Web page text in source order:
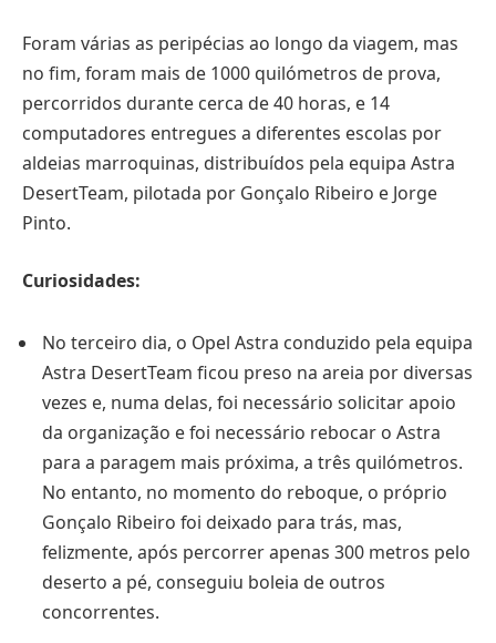
Foram várias as peripécias ao longo da viagem, mas
no fim, foram mais de 1000 quilómetros de prova,
percorridos durante cerca de 40 horas, e 14
computadores entregues a diferentes escolas por
aldeias marroquinas, distribuídos pela equipa Astra
DesertTeam, pilotada por Gonçalo Ribeiro e Jorge
Pinto.
Curiosidades:
No terceiro dia, o Opel Astra conduzido pela equipa
Astra DesertTeam ficou preso na areia por diversas
vezes e, numa delas, foi necessário solicitar apoio
da organização e foi necessário rebocar o Astra
para a paragem mais próxima, a três quilómetros.
No entanto, no momento do reboque, o próprio
Gonçalo Ribeiro foi deixado para trás, mas,
felizmente, após percorrer apenas 300 metros pelo
deserto a pé, conseguiu boleia de outros
concorrentes.